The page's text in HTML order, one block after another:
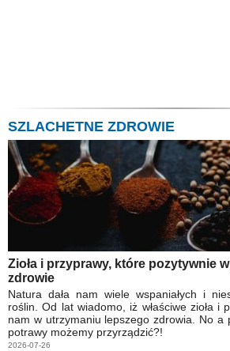
SZLACHETNE ZDROWIE
Zioła i przyprawy, które pozytywnie
zdrowie
Natura dała nam wiele wspaniałych i
roślin. Od lat wiadomo, iż właściwe zioła i
nam w utrzymaniu lepszego zdrowia. No a
potrawy możemy przyrządzić?!
2026-07-26